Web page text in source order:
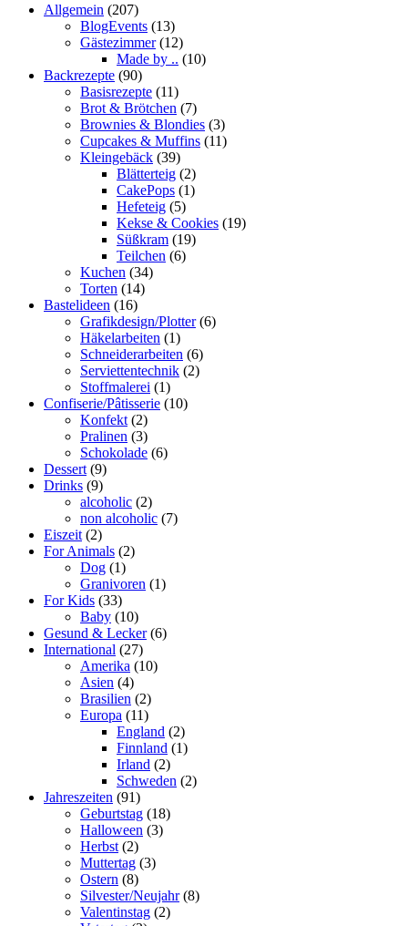
Allgemein (207)
BlogEvents (13)
Gästezimmer(12)
Made by .. (10)
Backrezepte (90)
Basisrezepte (11)
Brot & Brötchen (7)
Brownies & Blondies (3)
Cupcakes & Muffins (11)
Kleingebäck (39)
Blätterteig (2)
CakePops (1)
Hefeteig (5)
Kekse & Cookies (19)
Süßkram (19)
Teilchen (6)
Kuchen (34)
Torten (14)
Bastelideen (16)
Grafikdesign/Plotter(6)
Häkelarbeiten (1)
Schneiderarbeiten (6)
Serviettentechnik (2)
Stoffmalerei (1)
Confiserie/Pâtisserie (10)
Konfekt (2)
Pralinen (3)
Schokolade (6)
Dessert (9)
Drinks (9)
alcoholic (2)
non alcoholic (7)
Eiszeit (2)
For Animals (2)
Dog (1)
Granivoren (1)
For Kids (33)
Baby (10)
Gesund & Lecker(6)
International (27)
Amerika (10)
Asien (4)
Brasilien (2)
Europa (11)
England (2)
Finnland (1)
Irland (2)
Schweden (2)
Jahreszeiten (91)
Geburtstag (18)
Halloween (3)
Herbst (2)
Muttertag (3)
Ostern (8)
Silvester/Neujahr(8)
Valentinstag (2)